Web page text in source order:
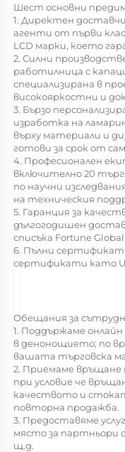
Шест основни
1. Директен
агенти от първи
LCD марки, което
2. Силни
работилница с
специализирана в
високояркостни и
3. Бързо
изработка на
върху материали и
готови за срок от
4. Професионален
включително 20
по научни
на техническия
5. Гаранция за
дългогодишен
списъка Fortune
6. Пълни
сертификати като UL,
Обещания за
1. Поддържаме
в денонощието; по
вашата търговска
2. Приемаме връщане
при условие че
качеството и
повторна продажба.
3. Предоставяме
място за партньори
щ.д.